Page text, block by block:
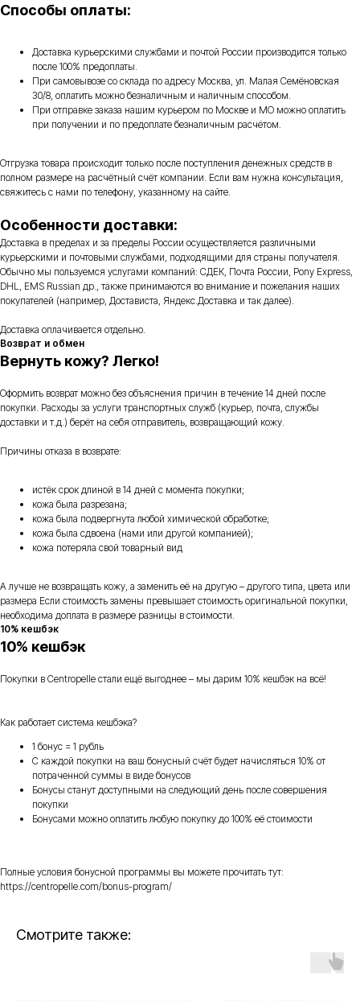
Способы оплаты:
Доставка курьерскими службами и почтой России производится только
после 100% предоплаты.
При самовывозе со склада по адресу Москва, ул. Малая Семёновская
30/8, оплатить можно безналичным и наличным способом.
При отправке заказа нашим курьером по Москве и МО можно оплатить
при получении и по предоплате безналичным расчётом.
Отгрузка товара происходит только после поступления денежных средств в
полном размере на расчётный счёт компании. Если вам нужна консультация,
свяжитесь с нами по телефону, указанному на сайте.
Особенности доставки:
Доставка в пределах и за пределы России осуществляется различными
курьерскими и почтовыми службами, подходящими для страны получателя.
Обычно мы пользуемся услугами компаний: СДЕК, Почта России, Pony Express,
DHL, EMS Russian др., также принимаются во внимание и пожелания наших
покупателей (например, Достависта, Яндекс.Доставка и так далее).
Доставка оплачивается отдельно.
Возврат и обмен
Вернуть кожу? Легко!
Оформить возврат можно без объяснения причин в течение 14 дней после
покупки. Расходы за услуги транспортных служб (курьер, почта, службы
доставки и т.д.) берёт на себя отправитель, возвращающий кожу.
Причины отказа в возврате:
истёк срок длиной в 14 дней с момента покупки;
кожа была разрезана;
кожа была подвергнута любой химической обработке;
кожа была сдвоена (нами или другой компанией);
кожа потеряла свой товарный вид
А лучше не возвращать кожу, а заменить её на другую – другого типа, цвета или
размера Если стоимость замены превышает стоимость оригинальной покупки,
необходима доплата в размере разницы в стоимости.
10% кешбэк
10% кешбэк
Покупки в Centropelle стали ещё выгоднее – мы дарим 10% кешбэк на всё!
Как работает система кешбэка?
1 бонус = 1 рубль
С каждой покупки на ваш бонусный счёт будет начисляться 10% от
потраченной суммы в виде бонусов
Бонусы станут доступными на следующий день после совершения
покупки
Бонусами можно оплатить любую покупку до 100% её стоимости
Полные условия бонусной программы вы можете прочитать тут:
https://centropelle.com/bonus-program/
Смотрите также: